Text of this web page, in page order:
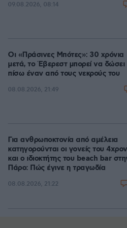
09.08.2026, 08:14
Οι «Πράσινες Μπότες»: 30 χρόνια
μετά, το Έβερεστ μπορεί να δώσει
πίσω έναν από τους νεκρούς του
08.08.2026, 21:49
Για ανθρωποκτονία από αμέλεια
κατηγορούνται οι γονείς του
και ο ιδιοκτήτης του beach bar
Πάρο: Πώς έγινε η τραγωδία
08.08.2026, 21:22